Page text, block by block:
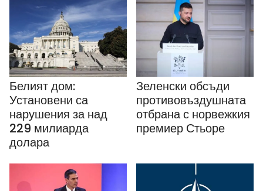
Белият дом:
Установени са
нарушения за над
229 милиарда
долара
Зеленски обсъди
противовъздушната
отбрана с норвежкия
премиер Стьоре